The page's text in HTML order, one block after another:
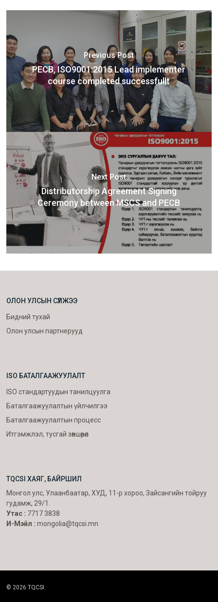
Previous Post
PECB, ISO9001:2015 Lead implementer
course completed successfullt
Next Post
Distributorship Agreement Signing
Ceremony between MSCS and PECB
ОЛОН УЛСЫН СҮЛЖЭЭ
Бидний тухай
Олон улсын партнерууд
ISO БАТАЛГААЖУУЛАЛТ
ISO стандартуудын танилцуулга
Баталгаажуулалтын үйлчилгээ
Баталгаажуулалтын процесс
Итгэмжлэл, тусгай зөвшөөрөл
TQCSI ХАЯГ, БАЙРШИЛ
Монгол улс, Улаанбаатар, ХУД, 11-р хороо, Зайсангийн тойруу
гудамж, 29/1.
Утас : 7717 3838
И-Мэйл : mongolia@tqcsi.mn
© 2026 TQCSI.